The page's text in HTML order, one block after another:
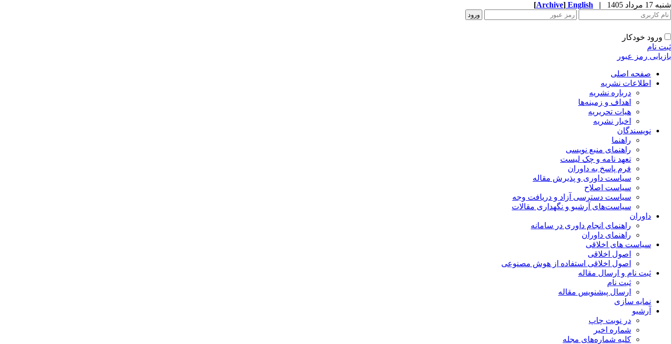
شنبه 17 مرداد 1405 |
English
[Archive]
ورود خودکار
ثبت نام
بازیابی رمز عبور
صفحه اصلی
اطلاعات نشریه
درباره نشریه
اهداف و زمینه‌ها
هیات تحریریه
اخبار نشریه
نویسندگان
راهنما
راهنمای منبع نویسی
تعهد نامه و چک لیست
فرم پاسخ به داوران
سیاست داوری و پذیرش مقاله
سیاست اصلاح
سیاست دسترسی آزاد و دریافت وجه
سیاست‌های آرشیو و نگهداری مقالات
داوران
راهنمای انجام داوری در سامانه
راهنمای داوران
سیاست های اخلاقی
اصول اخلاقی
اصول اخلاقی استفاده از هوش مصنوعی
ثبت نام و ارسال مقاله
ثبت نام
ارسال پیشنویس مقاله
نمایه سازی
آرشیو
در نوبت چاپ
شماره اخیر
کلیه شماره‌های مجله